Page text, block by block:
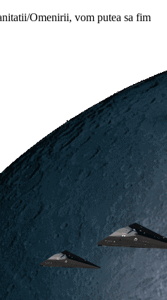
Omenirii, vom putea sa fim